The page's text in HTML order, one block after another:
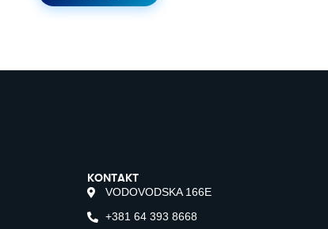
KONTAKT
VODOVODSKA 166E
+381 64 393 8668